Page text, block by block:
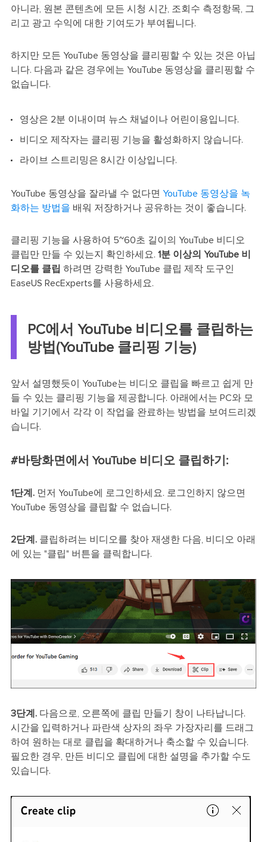
아니라, 원본 콘텐츠에 모든 시청 시간, 조회수 측정항목, 그
리고 광고 수익에 대한 기여도가 부여됩니다.
하지만 모든 YouTube 동영상을 클리핑할 수 있는 것은 아닙
니다. 다음과 같은 경우에는 YouTube 동영상을 클리핑할 수
없습니다.
영상은 2분 이내이며 뉴스 채널이나 어린이용입니다.
비디오 제작자는 클리핑 기능을 활성화하지 않습니다.
라이브 스트리밍은 8시간 이상입니다.
YouTube 동영상을 잘라낼 수 없다면 YouTube 동영상을 녹
화하는 방법을 배워 저장하거나 공유하는 것이 좋습니다.
클리핑 기능을 사용하여 5~60초 길이의 YouTube 비디오
클립만 만들 수 있는지 확인하세요. 1분 이상의 YouTube 비
디오를 클립 하려면 강력한 YouTube 클립 제작 도구인
EaseUS RecExperts를 사용하세요.
PC에서 YouTube 비디오를 클립하는
방법(YouTube 클리핑 기능)
앞서 설명했듯이 YouTube는 비디오 클립을 빠르고 쉽게 만
들 수 있는 클리핑 기능을 제공합니다. 아래에서는 PC와 모
바일 기기에서 각각 이 작업을 완료하는 방법을 보여드리겠
습니다.
#바탕화면에서 YouTube 비디오 클립하기:
1단계.먼저 YouTube에 로그인하세요. 로그인하지 않으면
YouTube 동영상을 클립할 수 없습니다.
2단계.클립하려는 비디오를 찾아 재생한 다음, 비디오 아래
에 있는 "클립" 버튼을 클릭합니다.
3단계.다음으로, 오른쪽에 클립 만들기 창이 나타납니다.
시간을 입력하거나 파란색 상자의 좌우 가장자리를 드래그
하여 원하는 대로 클립을 확대하거나 축소할 수 있습니다.
필요한 경우, 만든 비디오 클립에 대한 설명을 추가할 수도
있습니다.